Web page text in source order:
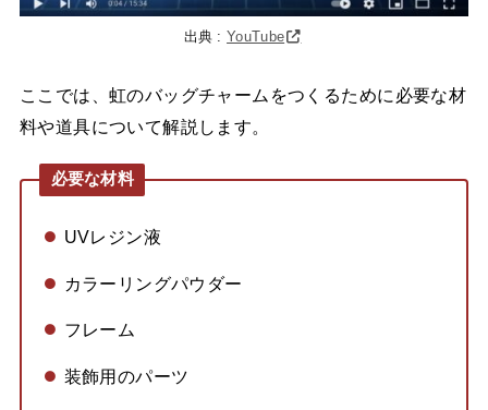
出典 :YouTube
ここでは、虹のバッグチャームをつくるために必要な材
料や道具について解説します。
必要な材料
UVレジン液
カラーリングパウダー
フレーム
装飾用のパーツ